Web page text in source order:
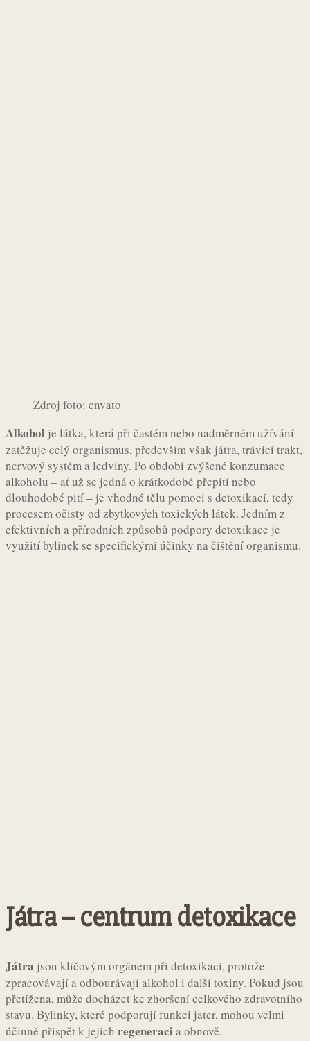
Zdroj foto: envato
Alkohol je látka, která při častém nebo nadměrném užívání
zatěžuje celý organismus, především však játra, trávicí trakt,
nervový systém a ledviny. Po období zvýšené konzumace
alkoholu – ať už se jedná o krátkodobé přepití nebo
dlouhodobé pití – je vhodné tělu pomoci s detoxikací, tedy
procesem očisty od zbytkových toxických látek. Jedním z
efektivních a přírodních způsobů podpory detoxikace je
využití bylinek se specifickými účinky na čištění organismu.
Játra – centrum detoxikace
Játra jsou klíčovým orgánem při detoxikaci, protože
zpracovávají a odbourávají alkohol i další toxiny. Pokud jsou
přetížena, může docházet ke zhoršení celkového zdravotního
stavu. Bylinky, které podporují funkci jater, mohou velmi
účinně přispět k jejich regeneraci a obnově.